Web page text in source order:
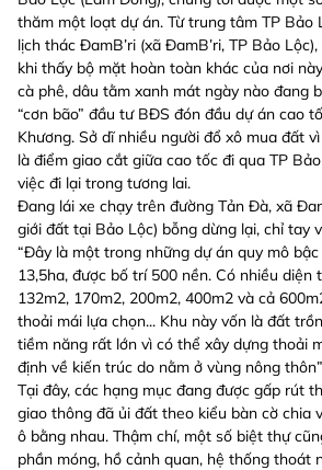
thăm một loạt dự án. Từ trung tâm TP Bảo
lịch thác ĐamB’ri (xã ĐamB’ri, TP Bảo
khi thấy bộ mặt hoàn toàn khác của nơi
cà phê, dâu tằm xanh mát ngày nào đang
“cơn bão” đầu tư BĐS đón đầu dự án cao
Khương. Sở dĩ nhiều người đổ xô mua đất
là điểm giao cắt giữa cao tốc đi qua TP
việc đi lại trong tương lai.
Đang lái xe chạy trên đường Tản Đà, xã
giới đất tại Bảo Lộc) bỗng dừng lại, chỉ tay
“Đây là một trong những dự án quy mô
13,5ha, được bố trí 500 nền. Có nhiều diện
132m2, 170m2, 200m2, 400m2 và cả
thoải mái lựa chọn... Khu này vốn là đất
tiềm năng rất lớn vì có thể xây dựng thoải
định về kiến trúc do nằm ở vùng nông
Tại đây, các hạng mục đang được gấp rút
giao thông đã ủi đất theo kiểu bàn cờ chia
ô bằng nhau. Thậm chí, một số biệt thự
phần móng, hồ cảnh quan, hệ thống thoát